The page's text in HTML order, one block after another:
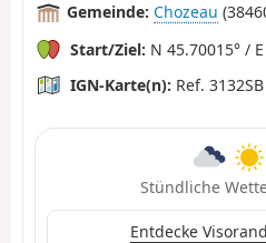
Gemeinde: Chozeau
Start/Ziel: N 45.70015° /
IGN-Karte(n): Ref. 3132SB
Stündliche
Entdecke